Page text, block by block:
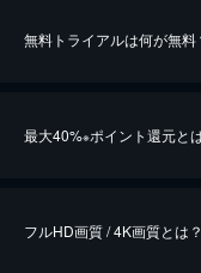
無料トライアルは何が無料
最大40%※ポイント還元と
フルHD画質 / 4K画質とは？